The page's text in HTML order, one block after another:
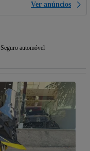
Ver anúncios
Seguro automóvel